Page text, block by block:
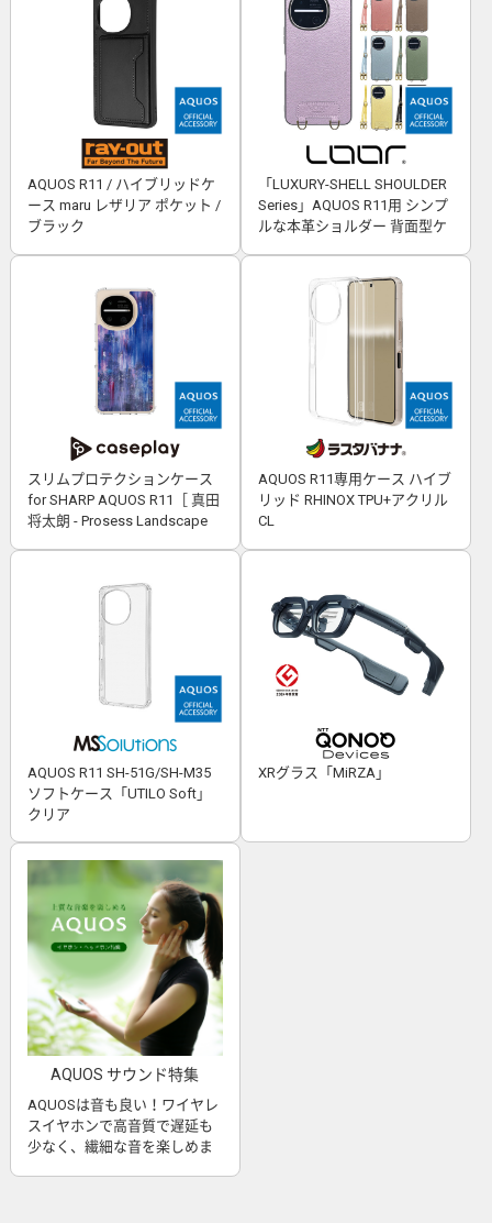
AQUOS R11 / ハイブリッドケ
ース maru レザリア ポケット /
ブラック
「LUXURY-SHELL SHOULDER
Series」AQUOS R11用 シンプ
ルな本革ショルダー 背面型ケ
スリムプロテクションケース
for SHARP AQUOS R11［ 真田
将太朗 - Prosess Landscape
AQUOS R11専用ケース ハイブ
リッド RHINOX TPU+アクリル
CL
AQUOS R11 SH-51G/SH-M35
ソフトケース「UTILO Soft」
クリア
XRグラス「MiRZA」
AQUOS サウンド特集
AQUOSは音も良い！ワイヤレ
スイヤホンで高音質で遅延も
少なく、繊細な音を楽しめま